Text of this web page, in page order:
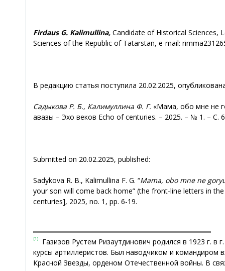
Firdaus G. Kalimullina, Candidate of Historical Sciences,
Sciences of the Republic of Tatarstan, e-mail:
В редакцию статья поступила 20.02.2025,
Садыкова Р. Б., Калимуллина Ф. Г. «Мама, обо мне не
авазы – Эхо веков Echo of centuries. – 2025. – № 1. – С.
Submitted on 20.02.2025, published:
Sadykova R. B., Kalimullina F. G. “Mama, obo mne ne
your son will come back home” (the front-line letters in
centuries], 2025, no. 1, рр. 6-19.
[1]
Газизов Рустем Ризаутдинович родился в 1923 г.
курсы артиллеристов. Был наводчиком и командиром
Красной Звезды, орденом Отечественной войны. В